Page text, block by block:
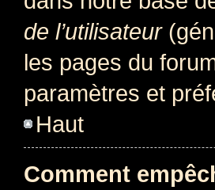
de l’utilisateur
les pages du
paramètres et
Haut
Comment